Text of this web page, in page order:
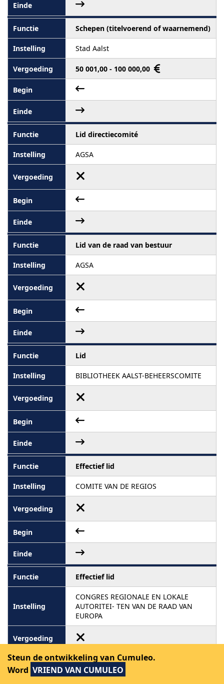
Schepen (titelvoerend of waarnemend)
Stad Aalst
50 001,00 - 100 000,00
Lid directiecomité
AGSA
Lid van de raad van bestuur
AGSA
Lid
BIBLIOTHEEK AALST-BEHEERSCOMITE
Effectief lid
COMITE VAN DE REGIOS
Effectief lid
CONGRES REGIONALE EN LOKALE
AUTORITEI- TEN VAN DE RAAD VAN
EUROPA
Steun de ontwikkeling van Cumuleo.
Word VRIEND VAN CUMULEO